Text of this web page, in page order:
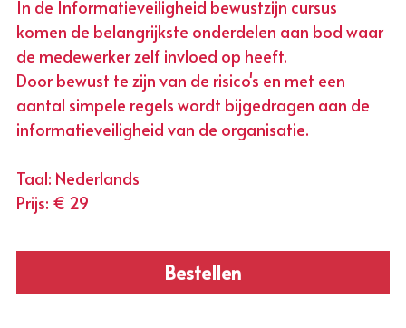
In de Informatieveiligheid bewustzijn cursus
komen de belangrijkste onderdelen aan bod waar
de medewerker zelf invloed op heeft.
Door bewust te zijn van de risico's en met een
aantal simpele regels wordt bijgedragen aan de
informatieveiligheid van de organisatie.
Taal: Nederlands
Prijs: € 29
Bestellen